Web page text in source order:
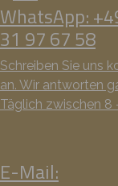
WhatsApp:
31 97 67 58
Schreiben Sie uns
an. Wir antworten
Täglich zwischen 8
E-Mail: